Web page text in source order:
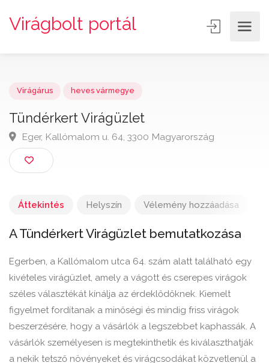
Virágbolt portál
Tündérkert Virágüzlet
Eger, Kallómalom u. 64, 3300 Magyarország
Áttekintés Helyszín Vélemény hozzáadása
A Tündérkert Virágüzlet bemutatkozása
Egerben, a Kallómalom utca 64. szám alatt található egy
kivételes virágüzlet, amely a vágott és cserepes virágok
széles választékát kínálja az érdeklődőknek. Kiemelt
figyelmet fordítanak a minőségi és mindig friss virágok
beszerzésére, hogy a vásárlók a legszebbet kaphassák. A
vásárlók személyesen is megtekinthetik és kiválaszthatják
a nekik tetsző növényeket és virágcsodákat közvetlenül a